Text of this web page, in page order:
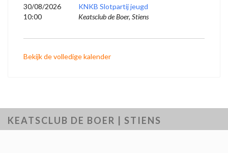
30/08/2026
10:00
KNKB Slotpartij jeugd
Keatsclub de Boer, Stiens
Bekijk de volledige kalender
KEATSCLUB DE BOER | STIENS